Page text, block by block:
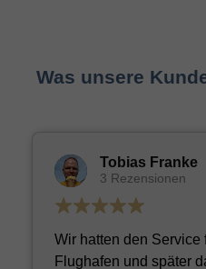
Was unsere
Tobias Franke
3 Rezensionen
Wir hatten den Service
Flughafen und später